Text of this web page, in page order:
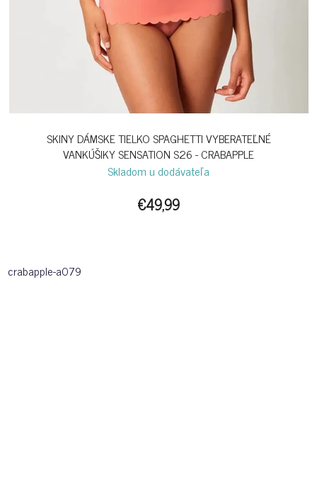
SKINY DÁMSKE TIELKO SPAGHETTI VYBERATEĽNÉ
VANKÚŠIKY SENSATION S26 - CRABAPPLE
Skladom u dodávateľa
€49,99
crabapple-a079